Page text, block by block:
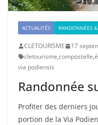
ACTUALITÉS RANDONNÉES
CLETOURISME
17
cletourisme,compostelle,
via podiensis
Randonnée
Profiter des derniers
portion de la Via